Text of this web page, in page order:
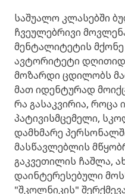
საშუალო კლასებში
ჩვეულებრივი
მენტალიტეტის
ავტორიტეტი
მოზარდი ცდილობს
მათ იდენტურად
რა გასაკვირია, როცა
პატივისმცემელი,
დამხმარე
მასწავლებლის
გაკვეთილის ჩაშლა,
დაინტერესებული
"შკოლნიკის"